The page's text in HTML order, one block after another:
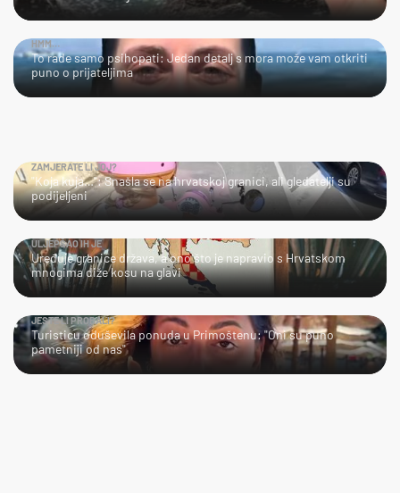
HMM…
To rade samo psihopati: Jedan detalj s mora može vam otkriti
puno o prijateljima
ZAMJERATE LI JOJ?
"Koja kuja…": Snašla se na hrvatskoj granici, ali gledatelji su
podijeljeni
ULJEPŠAO IH JE
Uređuje granice država, a ono što je napravio s Hrvatskom
mnogima diže kosu na glavi
JESTE LI PROBALI?
Turisticu oduševila ponuda u Primoštenu: "Oni su puno
pametniji od nas"